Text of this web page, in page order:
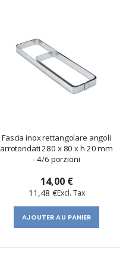
Fascia inox rettangolare angoli
arrotondati 280 x 80 x h 20 mm
- 4/6 porzioni
14,00 €
11,48 €
AJOUTER AU PANIER